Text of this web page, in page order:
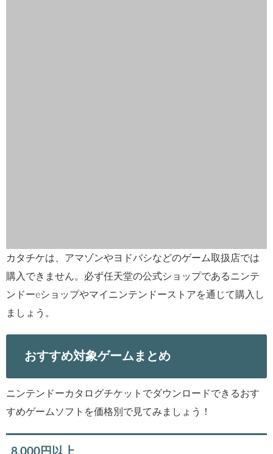
ニンテンドーカタログチケットでダウンロードできるおす
すめゲームソフトを価格別で見てみましょう！
8,000円以上
アストラルチェイン
ゼノブレイド2
ゼノブレイド3
7,000円台